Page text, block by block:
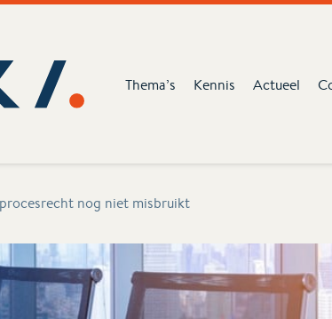
Thema’s Kennis Actueel
nog niet misbruikt